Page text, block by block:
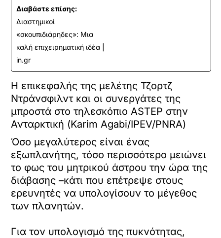
Διαβάστε επίσης:
Διαστημικοί
«σκουπιδιάρηδες»: Μια
καλή επιχειρηματική ιδέα |
in.gr
Η επικεφαλής της μελέτης Τζορτζ
Ντράνσφιλντ και οι συνεργάτες της
μπροστά στο τηλεσκόπιο ASTEP στην
Ανταρκτική (Karim Agabi/IPEV/PNRA)
Όσο μεγαλύτερος είναι ένας
εξωπλανήτης, τόσο περισσότερο μειώνει
το φως του μητρικού άστρου την ώρα της
διάβασης –κάτι που επέτρεψε στους
ερευνητές να υπολογίσουν το μέγεθος
των πλανητών.
Για τον υπολογισμό της πυκνότητας,